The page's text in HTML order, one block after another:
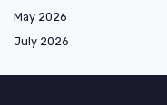
May 2026
July 2026